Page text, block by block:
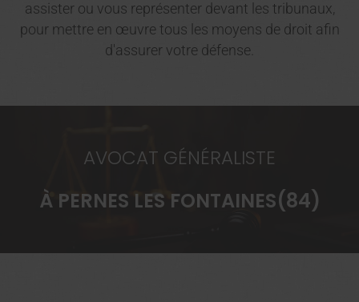
assister ou vous représenter devant les tribunaux,
pour mettre en œuvre tous les moyens de droit afin
d'assurer votre défense.
AVOCAT GÉNÉRALISTE
À PERNES LES FONTAINES(84)